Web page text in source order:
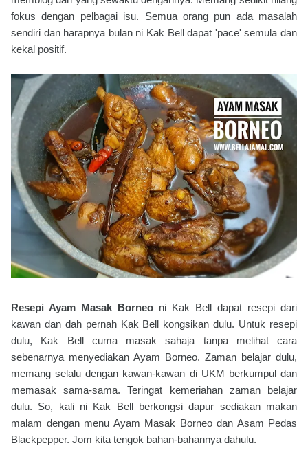
fokus dengan pelbagai isu. Semua orang pun ada masalah
sendiri dan harapnya bulan ni Kak Bell dapat 'pace' semula dan
kekal positif.
Resepi Ayam Masak Borneo ni Kak Bell dapat resepi dari
kawan dan dah pernah Kak Bell kongsikan dulu. Untuk resepi
dulu, Kak Bell cuma masak sahaja tanpa melihat cara
sebenarnya menyediakan Ayam Borneo. Zaman belajar dulu,
memang selalu dengan kawan-kawan di UKM berkumpul dan
memasak sama-sama. Teringat kemeriahan zaman belajar
dulu. So, kali ni Kak Bell berkongsi dapur sediakan makan
malam dengan menu Ayam Masak Borneo dan Asam Pedas
Blackpepper. Jom kita tengok bahan-bahannya dahulu.